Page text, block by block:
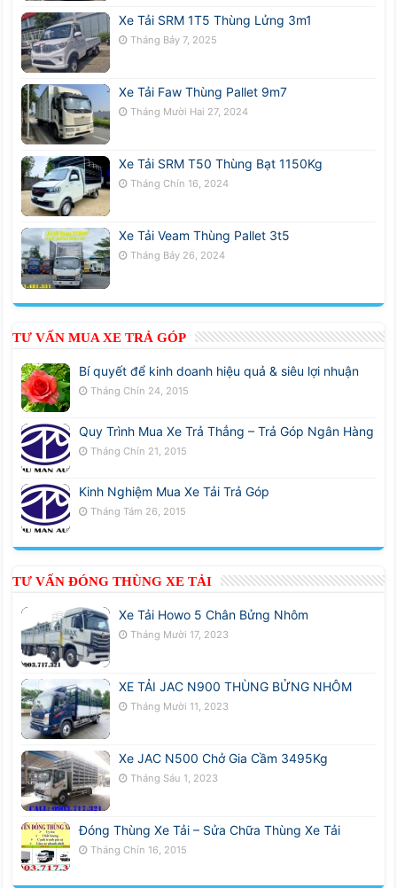
Xe Tải SRM 1T5 Thùng Lửng 3m1
Tháng Bảy 7, 2025
Xe Tải Faw Thùng Pallet 9m7
Tháng Mười Hai 27, 2024
Xe Tải SRM T50 Thùng Bạt 1150Kg
Tháng Chín 16, 2024
Xe Tải Veam Thùng Pallet 3t5
Tháng Bảy 26, 2024
TƯ VẤN MUA XE TRẢ GÓP
Bí quyết để kinh doanh hiệu quả & siêu lợi nhuận
Tháng Chín 24, 2015
Quy Trình Mua Xe Trả Thẳng – Trả Góp Ngân Hàng
Tháng Chín 21, 2015
Kinh Nghiệm Mua Xe Tải Trả Góp
Tháng Tám 26, 2015
TƯ VẤN ĐÓNG THÙNG XE TẢI
Xe Tải Howo 5 Chân Bửng Nhôm
Tháng Mười 17, 2023
XE TẢI JAC N900 THÙNG BỬNG NHÔM
Tháng Mười 11, 2023
Xe JAC N500 Chở Gia Cầm 3495Kg
Tháng Sáu 1, 2023
Đóng Thùng Xe Tải – Sửa Chữa Thùng Xe Tải
Tháng Chín 16, 2015